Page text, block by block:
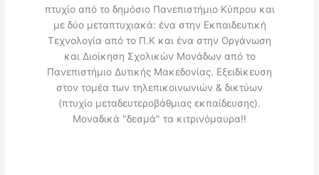
πτυχίο από το δημόσιο Πανεπιστήμιο Κύπρου και
με δύο μεταπτυχιακά: ένα στην Εκπαιδευτική
Τεχνολογία από το Π.Κ και ένα στην Οργάνωση
και Διοίκηση Σχολικών Μονάδων από το
Πανεπιστήμιο Δυτικής Μακεδονίας. Εξειδίκευση
στον τομέα των τηλεπικοινωνιών & δικτύων
(πτυχίο μεταδευτεροβάθμιας εκπαίδευσης).
Μοναδικά "δεσμά" τα κιτρινόμαυρα!!